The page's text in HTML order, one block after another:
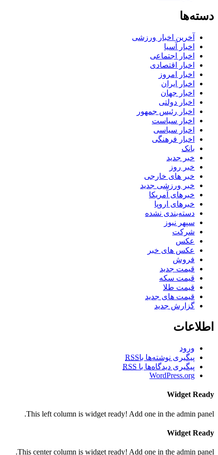
دسته‌ها
آخرین اخبار ورزشی
اخبار آسیا
اخبار اجتماعی
اخبار اقتصادی
اخبار امروز
اخبار ایران
اخبار جهان
اخبار دولتی
اخبار رئیس جمهور
اخبار سیاست
اخبار سیاسی
اخبار فرهنگی
بانک
خبر جدید
خبر روز
خبر های خارجی
خبر ورزشی جدید
خبرهای آمریکا
خبرهای اروپا
دسته‌بندی نشده
سپهر نیوز
شرکت
عکس
عکس های خبر
فروش
قیمت جدید
قیمت سکه
قیمت طلا
قیمت های جدید
گزارش جدید
اطلاعات
ورود
پیگیری نوشته‌ها باRSS
پیگیری دیدگاه‌ها با RSS
WordPress.org
Widget Ready
This left column is widget ready! Add one in the admin panel.
Widget Ready
This center column is widget ready! Add one in the admin panel.